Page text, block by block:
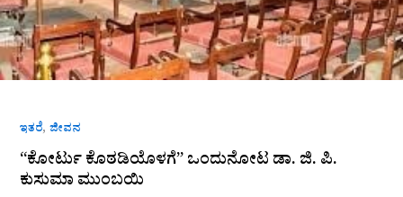
ಇತರೆ, ಜೀವನ
“ಕೋರ್ಟು ಕೊಠಡಿಯೊಳಗೆ” ಒಂದುನೋಟ ಡಾ. ಜಿ. ಪಿ.
ಕುಸುಮಾ ಮುಂಬಯಿ